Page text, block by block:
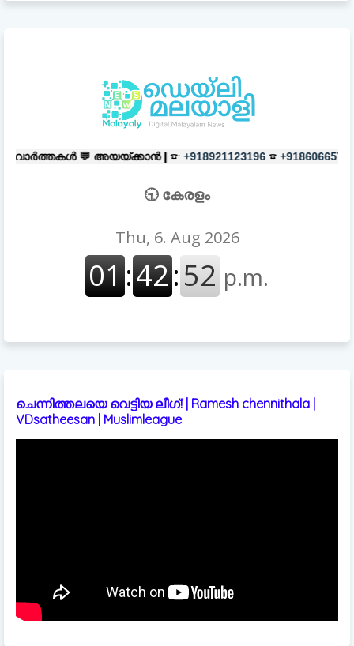
അയയ്ക്കാൻ | ☎: +918921123196 ☎ +918606657037
🕤 കേരളം
ചെന്നിത്തലയെ വെട്ടിയ ലീഗ്! | Ramesh chennithala |
VDsatheesan | Muslimleague